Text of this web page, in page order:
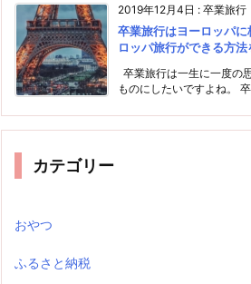
2019年12月4日 : 卒業旅行
卒業旅行はヨーロッパ
ロッパ旅行ができる方法
卒業旅行は一生に一度の
ものにしたいですよね。
カテゴリー
おやつ
ふるさと納税